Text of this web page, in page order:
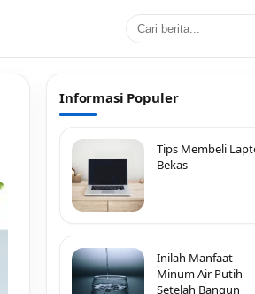
Informasi Populer
Tips Membeli
Bekas
Inilah Manfaat
Minum Air Putih
Setelah Bangun